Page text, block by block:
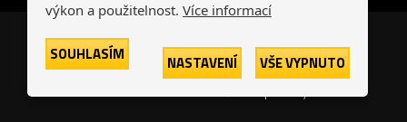
Česká republika Slovensko
- -
výkon a použitelnost. Více informací
SOUHLASÍM NASTAVENÍ VŠE VYPNUTO